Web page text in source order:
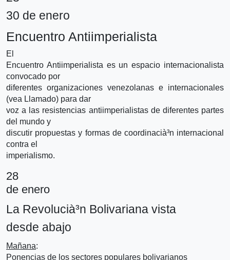
30 de enero
Encuentro Antiimperialista
El
Encuentro Antiimperialista es un espacio internacionalista
convocado por
diferentes organizaciones venezolanas e internacionales
(vea Llamado) para dar
voz a las resistencias antiimperialistas de diferentes partes
del mundo y
discutir propuestas y formas de coordinacià³n internacional
contra el
imperialismo.
28
de enero
La Revolucià³n Bolivariana vista
desde abajo
Mañana:
Ponencias de los sectores populares bolivarianos